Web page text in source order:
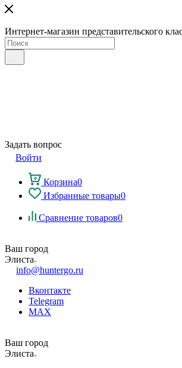
Интернет-магазин представительского
Задать вопрос
Войти
Корзина0
Избранные товары0
Сравнение товаров0
Ваш город
Элиста
info@huntergo.ru
Вконтакте
Telegram
MAX
Ваш город
Элиста